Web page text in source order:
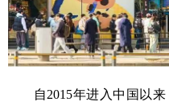
自2015年进入中国以